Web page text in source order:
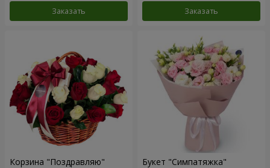
Заказать Заказать
Корзина "Поздравляю" Букет "Симпатяжка"